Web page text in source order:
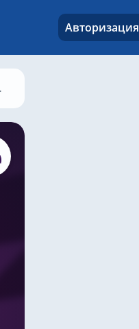
Авторизация